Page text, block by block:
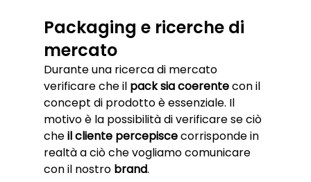
Packaging e ricerche di
mercato
Durante una ricerca di mercato
verificare che il pack sia coerente con il
concept di prodotto è essenziale. Il
motivo è la possibilità di verificare se ciò
che il cliente percepisce corrisponde in
realtà a ciò che vogliamo comunicare
con il nostro brand.